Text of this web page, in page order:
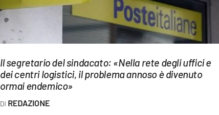
Streaming
LAC NETWORK
LAC ONAIR
Il segretario del sindacato: «Nella rete degli uffici e
dei centri logistici, il problema annoso è divenuto
ormai endemico»
REDAZIONE